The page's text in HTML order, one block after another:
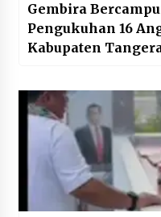
Gembira
Pengukuhan 16
Kabupaten